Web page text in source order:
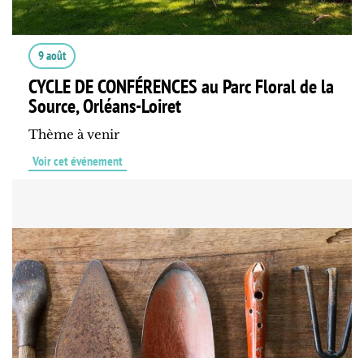
9 août
CYCLE DE CONFÉRENCES au Parc Floral de la
Source, Orléans-Loiret
Thème à venir
Voir cet événement